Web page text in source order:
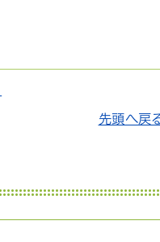
先頭へ戻